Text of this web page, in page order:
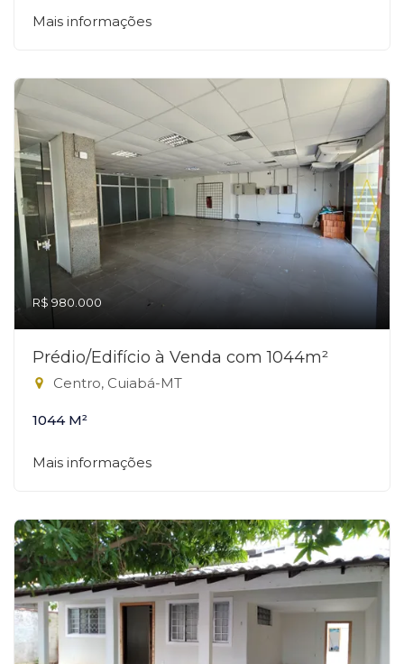
Mais informações
R$ 980.000
Prédio/Edifício à Venda com 1044m²
Centro, Cuiabá-MT
1044 M²
Mais informações